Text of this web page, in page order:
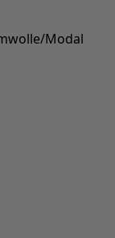
Modal